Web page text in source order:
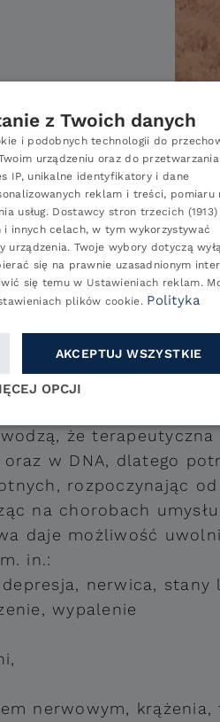
wchodzi w obręb
badań
z określoną
dolegliwości
gongi generują fale
Wpływa to na
a tym samym powrotu
że
oraz w DNA, dlatego
rozpoczynając
na chorobach
daje możliwość
in.:
nerwica,
wypalenie
nerwowym,
z Twoich danych
i podobnych technologii do
urządzeniu oraz do przetwarzania
IP, unikalne identyfikatory i dane
reklam i treści, pomiaru
usług. Dostawcy stron trzecich (1913)
innych celach, w tym wykorzystywać
urządzenia. Twoje wybory dotyczą
się na prawnie uzasadnionym
się temu w Ustawieniach reklam.
plików cookie. Polityka
AKCEPTUJ WSZYSTKIE
OPCJI